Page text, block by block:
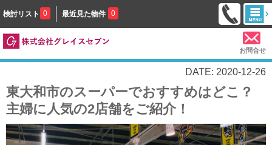
検討リスト 0 最近見た物件 0
お問合せ
DATE: 2020-12-26
東大和市のスーパーでおすすめはどこ？
主婦に人気の2店舗をご紹介！